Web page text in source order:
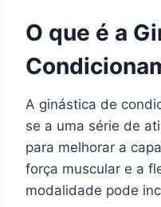
O que é a
A ginástica de
se a uma série de
para melhorar a
força muscular e a
modalidade pode